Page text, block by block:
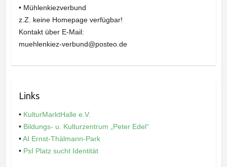
• Mühlenkiezverbund
z.Z. keine Homepage verfügbar!
Kontakt über E-Mail:
muehlenkiez-verbund@posteo.de
Links
• KulturMarktHalle e.V.
• Bildungs- u. Kulturzentrum „Peter Edel“
•AI Ernst-Thälmann-Park
• PsI Platz sucht Identität